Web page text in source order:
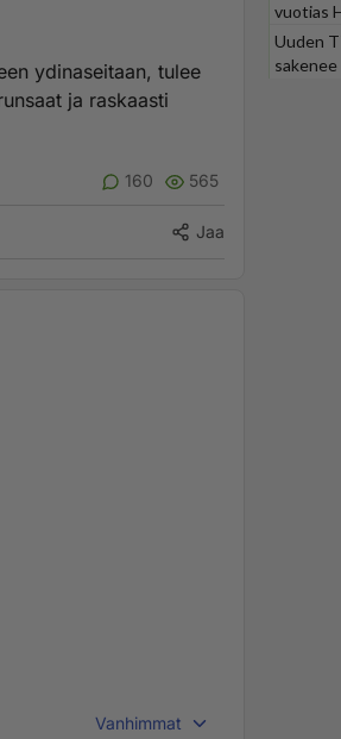
ydinaseitaan, tulee
ja raskaasti
160 565
Jaa
Vanhimmat
vuotias
Uuden
sakenee